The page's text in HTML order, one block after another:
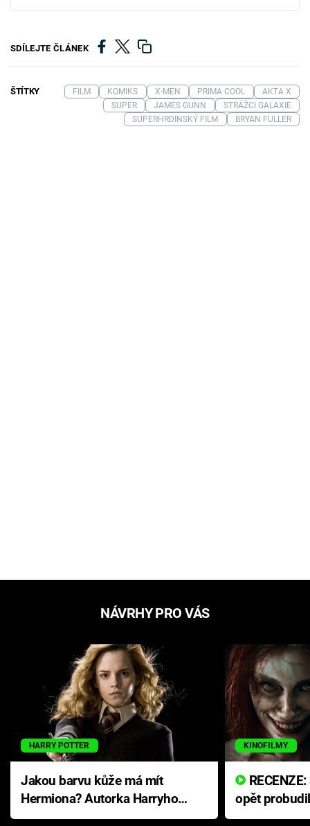
SDÍLEJTE ČLÁNEK
ŠTÍTKY FILM KOMIKS X-MEN PRIMA COOL
AKTA X
SUPER
JAMES GUNN
STRÁŽCI GALAXIE
SUPERHRDINSKÝ FILM
BRYAN FULLER
NÁVRHY PRO VÁS
HARRY POTTER
Jakou barvu kůže má mít
Hermiona? Autorka Harryho
Pottera přišla s ráznou
KINOFILMY
opět
přichází s